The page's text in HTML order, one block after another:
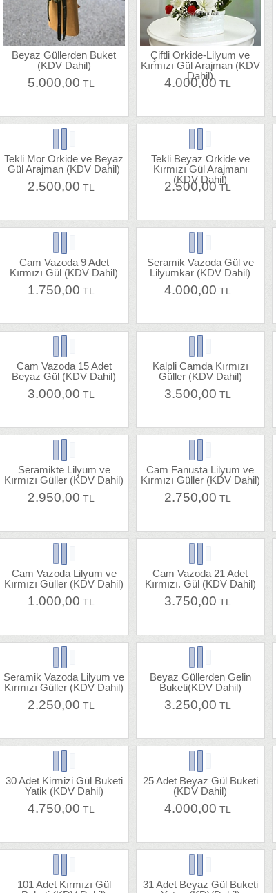
Beyaz Güllerden Buket
(KDV Dahil)
5.000,00 TL
Çiftli Orkide-Lilyum ve
Kırmızı Gül Arajman (KDV
Dahil)
4.000,00 TL
Tekli Mor Orkide ve Beyaz
Gül Arajman (KDV Dahil)
2.500,00 TL
Tekli Beyaz Orkide ve
Kırmızı Gül Arajmanı
(KDV Dahil)
2.500,00 TL
Cam Vazoda 9 Adet
Kırmızı Gül (KDV Dahil)
1.750,00 TL
Seramik Vazoda Gül ve
Lilyumkar (KDV Dahil)
4.000,00 TL
Cam Vazoda 15 Adet
Beyaz Gül (KDV Dahil)
3.000,00 TL
Kalpli Camda Kırmızı
Güller (KDV Dahil)
3.500,00 TL
Seramikte Lilyum ve
Kırmızı Güller (KDV Dahil)
2.950,00 TL
Cam Fanusta Lilyum ve
Kırmızı Güller (KDV Dahil)
2.750,00 TL
Cam Vazoda Lilyum ve
Kırmızı Güller (KDV Dahil)
1.000,00 TL
Cam Vazoda 21 Adet
Kırmızı. Gül (KDV Dahil)
3.750,00 TL
Seramik Vazoda Lilyum ve
Kırmızı Güller (KDV Dahil)
2.250,00 TL
Beyaz Güllerden Gelin
Buketi(KDV Dahil)
3.250,00 TL
30 Adet Kirmizi Gül Buketi
Yatik (KDV Dahil)
4.750,00 TL
25 Adet Beyaz Gül Buketi
(KDV Dahil)
4.000,00 TL
101 Adet Kırmızı Gül
31 Adet Beyaz Gül Buketi